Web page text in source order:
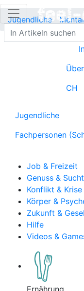
Jugendliche
CH
Jugendliche
Fachpersonen
Job & Freizeit
Genuss & Sucht
Konflikt & Krise
Körper &
Zukunft &
Hilfe
Videos &
Ernährung